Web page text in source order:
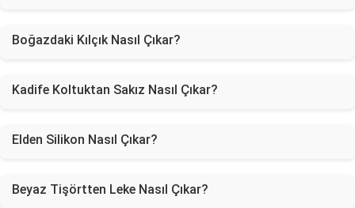
Boğazdaki Kılçık Nasıl Çıkar?
Kadife Koltuktan Sakız Nasıl Çıkar?
Elden Silikon Nasıl Çıkar?
Beyaz Tişörtten Leke Nasıl Çıkar?